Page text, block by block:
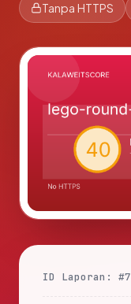
Tanpa HTTPS
ID Laporan: